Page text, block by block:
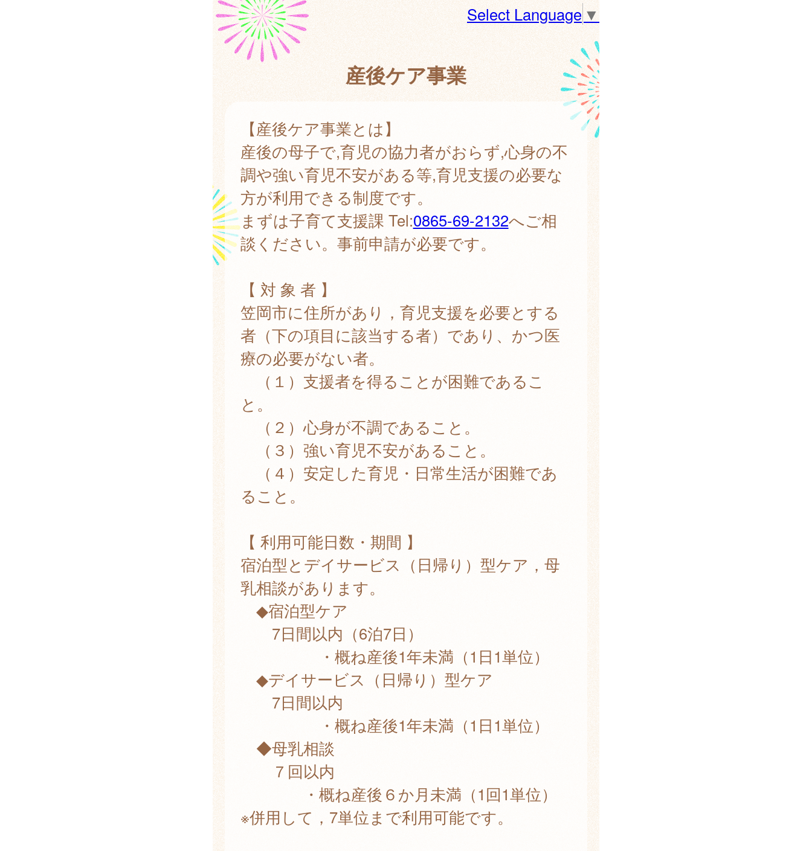
Select Language▼
産後ケア事業
【産後ケア事業とは】
産後の母子で,育児の協力者がおらず,心身の不
調や強い育児不安がある等,育児支援の必要な
方が利用できる制度です。
まずは子育て支援課 Tel:0865-69-2132へご相
談ください。事前申請が必要です。
【 対 象 者 】
笠岡市に住所があり，育児支援を必要とする
者（下の項目に該当する者）であり、かつ医
療の必要がない者。
（１）支援者を得ることが困難であるこ
と。
（２）心身が不調であること。
（３）強い育児不安があること。
（４）安定した育児・日常生活が困難であ
ること。
【 利用可能日数・期間 】
宿泊型とデイサービス（日帰り）型ケア，母
乳相談があります。
◆宿泊型ケア
7日間以内（6泊7日）
・概ね産後1年未満（1日1単位）
◆デイサービス（日帰り）型ケア
7日間以内
・概ね産後1年未満（1日1単位）
◆母乳相談
７回以内
・概ね産後６か月未満（1回1単位）
※併用して，7単位まで利用可能です。